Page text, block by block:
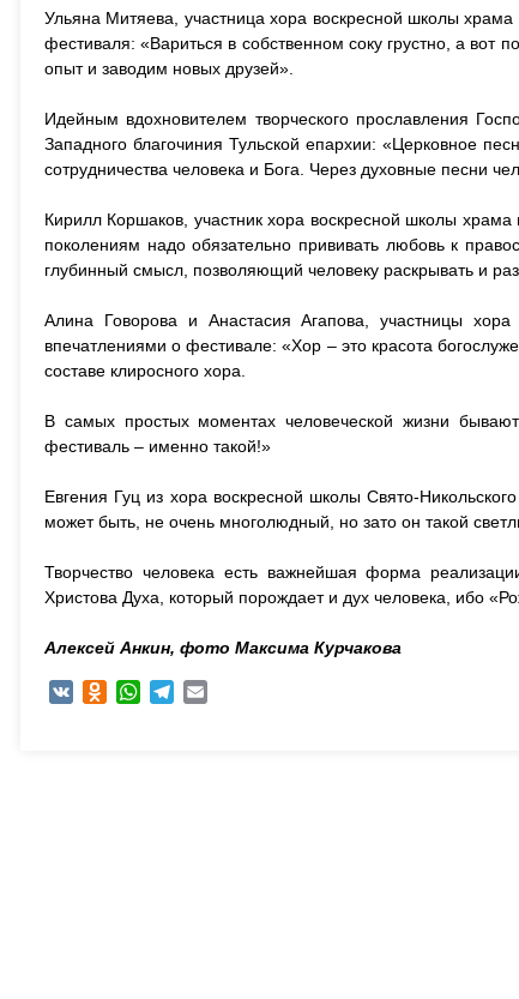
Ульяна Митяева, участница хора воскресной школы
фестиваля: «Вариться в собственном соку грустно, а вот
опыт и заводим новых друзей».
Идейным вдохновителем творческого прославления
Западного благочиния Тульской епархии: «Церковное
сотрудничества человека и Бога. Через духовные песни
Кирилл Коршаков, участник хора воскресной школы
поколениям надо обязательно прививать любовь к
глубинный смысл, позволяющий человеку раскрывать и
Алина Говорова и Анастасия Агапова, участницы
впечатлениями о фестивале: «Хор – это красота
составе клиросного хора.
В самых простых моментах человеческой жизни
фестиваль – именно такой!»
Евгения Гуц из хора воскресной школы Свято-
может быть, не очень многолюдный, но зато он такой
Творчество человека есть важнейшая форма
Христова Духа, который порождает и дух человека, ибо
Алексей Анкин, фото Максима Курчакова
VK Odnoklassniki
WhatsAppTelegram